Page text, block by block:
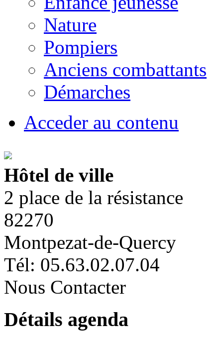
Nature
Pompiers
Anciens combattants
Démarches
Acceder au contenu
Hôtel de ville
2 place de la résistance
82270
Montpezat-de-Quercy
Tél: 05.63.02.07.04
Nous Contacter
Détails agenda